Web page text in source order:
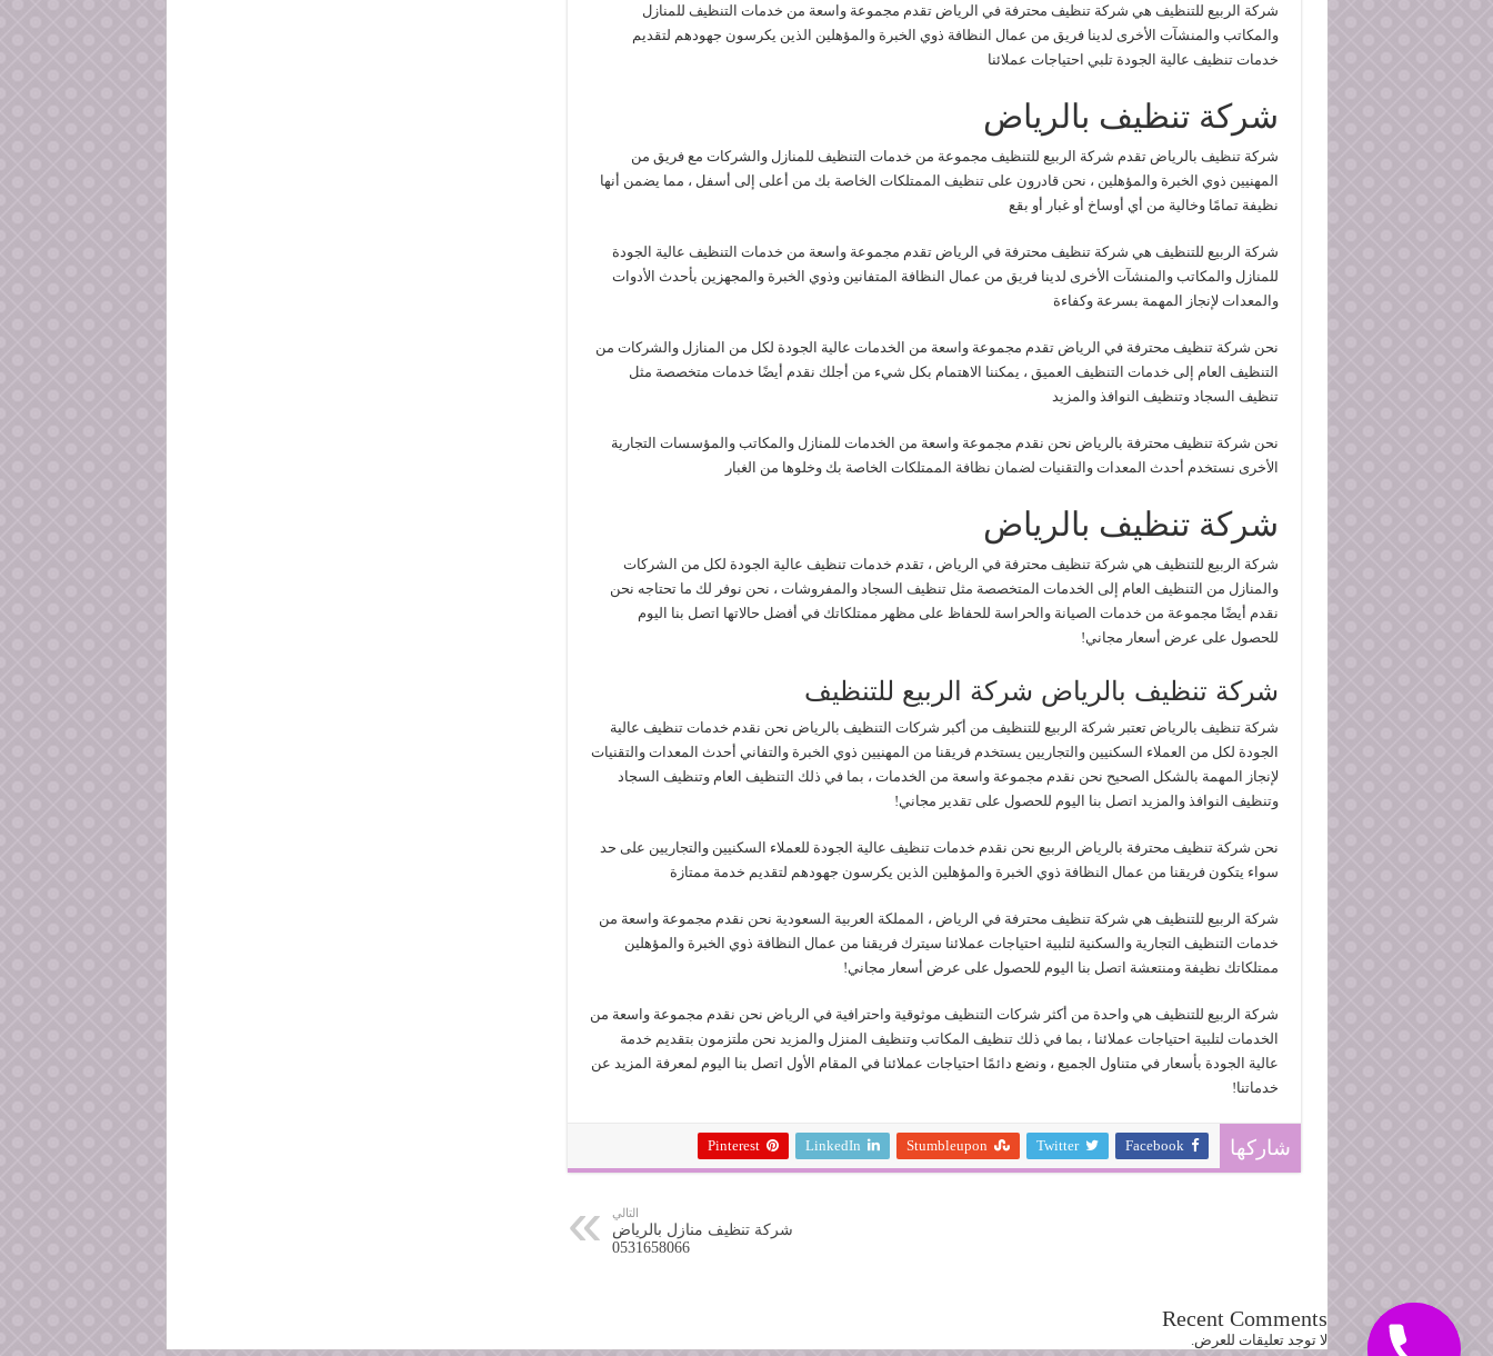
شركة الربيع للتنظيف هي شركة تنظيف محترفة في الرياض تقدم مجموعة واسعة من خدمات التنظيف للمنازل
والمكاتب والمنشآت الأخرى لدينا فريق من عمال النظافة ذوي الخبرة والمؤهلين الذين يكرسون جهودهم لتقديم
خدمات تنظيف عالية الجودة تلبي احتياجات عملائنا
شركة تنظيف بالرياض
شركة تنظيف بالرياض تقدم شركة الربيع للتنظيف مجموعة من خدمات التنظيف للمنازل والشركات مع فريق من
المهنيين ذوي الخبرة والمؤهلين ، نحن قادرون على تنظيف الممتلكات الخاصة بك من أعلى إلى أسفل ، مما يضمن أنها
نظيفة تمامًا وخالية من أي أوساخ أو غبار أو بقع
شركة الربيع للتنظيف هي شركة تنظيف محترفة في الرياض تقدم مجموعة واسعة من خدمات التنظيف عالية الجودة
للمنازل والمكاتب والمنشآت الأخرى لدينا فريق من عمال النظافة المتفانين وذوي الخبرة والمجهزين بأحدث الأدوات
والمعدات لإنجاز المهمة بسرعة وكفاءة
نحن شركة تنظيف محترفة في الرياض تقدم مجموعة واسعة من الخدمات عالية الجودة لكل من المنازل والشركات من
التنظيف العام إلى خدمات التنظيف العميق ، يمكننا الاهتمام بكل شيء من أجلك نقدم أيضًا خدمات متخصصة مثل
تنظيف السجاد وتنظيف النوافذ والمزيد
نحن شركة تنظيف محترفة بالرياض نحن نقدم مجموعة واسعة من الخدمات للمنازل والمكاتب والمؤسسات التجارية
الأخرى نستخدم أحدث المعدات والتقنيات لضمان نظافة الممتلكات الخاصة بك وخلوها من الغبار
شركة تنظيف بالرياض
شركة الربيع للتنظيف هي شركة تنظيف محترفة في الرياض ، تقدم خدمات تنظيف عالية الجودة لكل من الشركات
والمنازل من التنظيف العام إلى الخدمات المتخصصة مثل تنظيف السجاد والمفروشات ، نحن نوفر لك ما تحتاجه نحن
نقدم أيضًا مجموعة من خدمات الصيانة والحراسة للحفاظ على مظهر ممتلكاتك في أفضل حالاتها اتصل بنا اليوم
للحصول على عرض أسعار مجاني!
شركة تنظيف بالرياض شركة الربيع للتنظيف
شركة تنظيف بالرياض تعتبر شركة الربيع للتنظيف من أكبر شركات التنظيف بالرياض نحن نقدم خدمات تنظيف عالية
الجودة لكل من العملاء السكنيين والتجاريين يستخدم فريقنا من المهنيين ذوي الخبرة والتفاني أحدث المعدات والتقنيات
لإنجاز المهمة بالشكل الصحيح نحن نقدم مجموعة واسعة من الخدمات ، بما في ذلك التنظيف العام وتنظيف السجاد
وتنظيف النوافذ والمزيد اتصل بنا اليوم للحصول على تقدير مجاني!
نحن شركة تنظيف محترفة بالرياض الربيع نحن نقدم خدمات تنظيف عالية الجودة للعملاء السكنيين والتجاريين على حد
سواء يتكون فريقنا من عمال النظافة ذوي الخبرة والمؤهلين الذين يكرسون جهودهم لتقديم خدمة ممتازة
شركة الربيع للتنظيف هي شركة تنظيف محترفة في الرياض ، المملكة العربية السعودية نحن نقدم مجموعة واسعة من
خدمات التنظيف التجارية والسكنية لتلبية احتياجات عملائنا سيترك فريقنا من عمال النظافة ذوي الخبرة والمؤهلين
ممتلكاتك نظيفة ومنتعشة اتصل بنا اليوم للحصول على عرض أسعار مجاني!
شركة الربيع للتنظيف هي واحدة من أكثر شركات التنظيف موثوقية واحترافية في الرياض نحن نقدم مجموعة واسعة من
الخدمات لتلبية احتياجات عملائنا ، بما في ذلك تنظيف المكاتب وتنظيف المنزل والمزيد نحن ملتزمون بتقديم خدمة
عالية الجودة بأسعار في متناول الجميع ، ونضع دائمًا احتياجات عملائنا في المقام الأول اتصل بنا اليوم لمعرفة المزيد عن
خدماتنا!
شاركها Facebook
Twitter
Stumbleupon
LinkedIn
Pinterest
التالي
شركة تنظيف منازل بالرياض
0531658066
Recent Comments
لا توجد تعليقات للعرض.